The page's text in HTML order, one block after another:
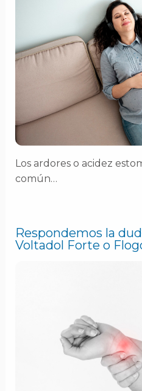
Los ardores o acidez
común…
Respondemos la
Voltadol Forte o